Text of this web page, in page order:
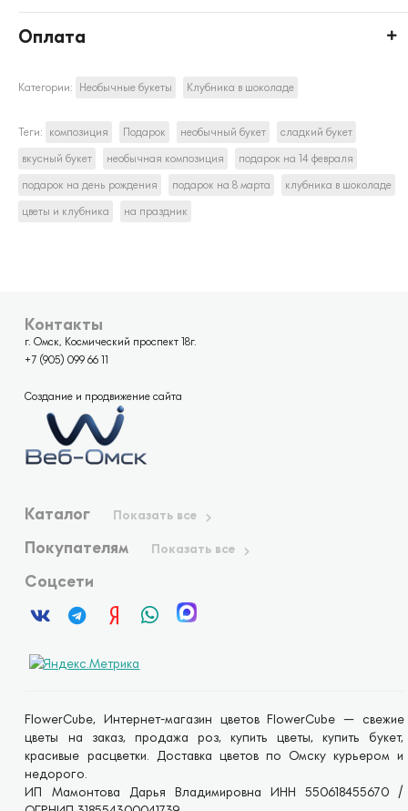
Оплата
Категории: Необычные букеты Клубника в шоколаде
Теги: композиция Подарок необычный букет
сладкий букет
вкусный букет
необычная композиция
подарок на 14 февраля
подарок на день рождения
подарок на 8 марта
клубника в шоколаде
цветы и клубника
на праздник
Контакты
г. Омск, Космический проспект 18г.
+7 (905) 099 66 11
Создание и продвижение сайта
Каталог Показать все
Покупателям Показать все
Соцсети
FlowerCube, Интернет-магазин цветов FlowerCube — свежие
цветы на заказ, продажа роз, купить цветы, купить букет,
красивые расцветки. Доставка цветов по Омску курьером и
недорого.
ИП Мамонтова Дарья Владимировна ИНН 550618455670 /